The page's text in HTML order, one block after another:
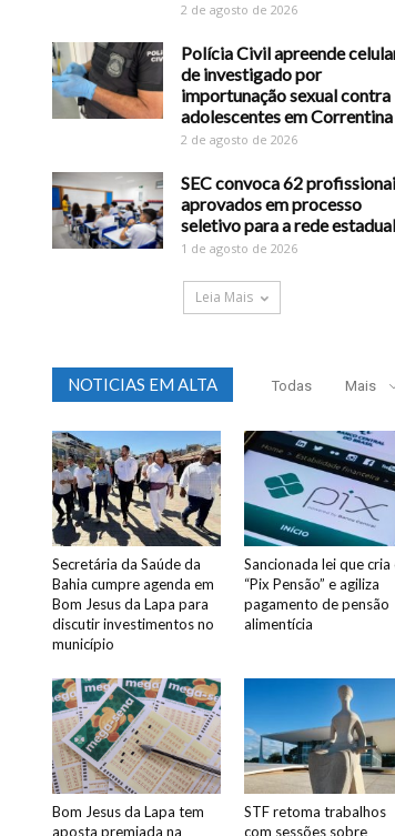
2 de agosto de 2026
Polícia Civil apreende
de investigado por
importunação sexual contra
adolescentes em Correntina
2 de agosto de 2026
SEC convoca 62
aprovados em processo
seletivo para a rede estadual
1 de agosto de 2026
Leia Mais
NOTICIAS EM ALTA Todas Mais
Secretária da Saúde da
Bahia cumpre agenda em
Bom Jesus da Lapa para
discutir investimentos no
município
Sancionada lei que cria
“Pix Pensão” e agiliza
pagamento de pensão
alimentícia
Bom Jesus da Lapa tem
aposta premiada na
STF retoma trabalhos
com sessões sobre